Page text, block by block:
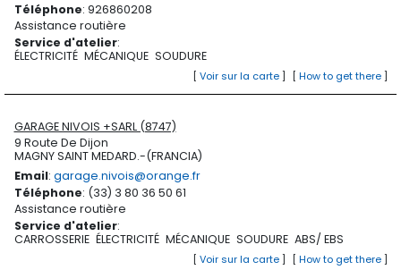
Téléphone: 926860208
Assistance routière
Service d'atelier:
ÉLECTRICITÉ MÉCANIQUE SOUDURE
[ How to get there]
[ Voir sur la carte]
GARAGE NIVOIS +SARL (8747)
9 Route De Dijon
MAGNY SAINT MEDARD.-(FRANCIA)
Email: garage.nivois@orange.fr
Téléphone: (33) 3 80 36 50 61
Assistance routière
Service d'atelier:
CARROSSERIE ÉLECTRICITÉ MÉCANIQUE SOUDURE ABS/ EBS
[ How to get there]
[ Voir sur la carte]